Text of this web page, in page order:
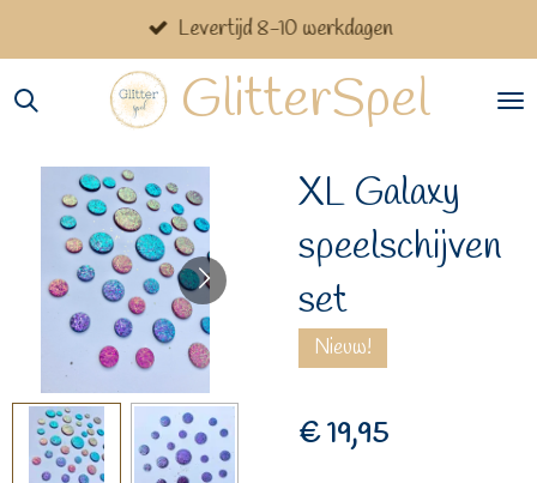
direct
naar
hoofdinhoud
GlitterSpel
Levertijd 8-10 werkdagen
XL Galaxy
speelschijven
set
Nieuw!
€ 19,95